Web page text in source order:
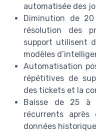
automatisée des
Diminution de
résolution des
support utilisent
modèles
Automatisation
répétitives de
des tickets et la
Baisse de 25 à
récurrents après
données